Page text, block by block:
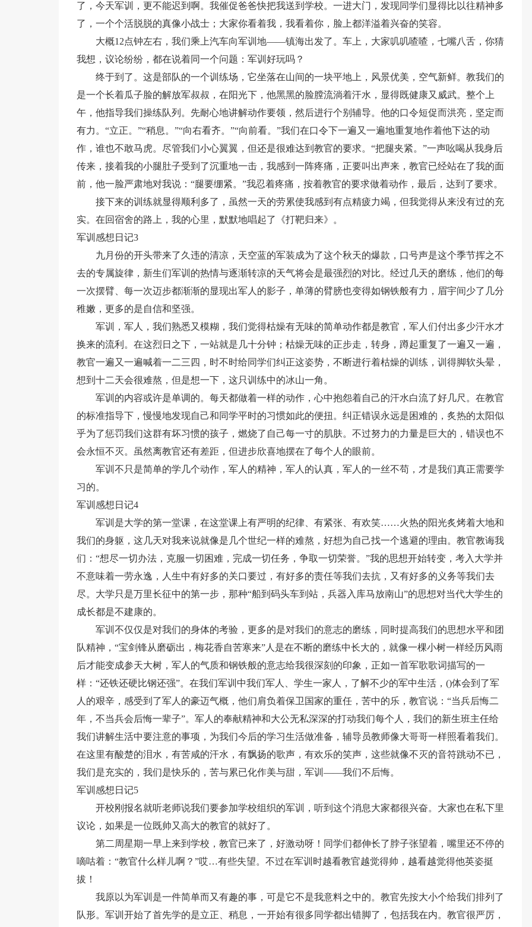
了，今天军训，更不能迟到啊。我催促爸爸快把我送到学校。一进大门，发现同学们显得比以往精神多
了，一个个活脱脱的真像小战士；大家你看着我，我看着你，脸上都洋溢着兴奋的笑容。
大概12点钟左右，我们乘上汽车向军训地——镇海出发了。车上，大家叽叽喳喳，七嘴八舌，你猜
我想，议论纷纷，都在说着同一个问题：军训好玩吗？
终于到了。这是部队的一个训练场，它坐落在山间的一块平地上，风景优美，空气新鲜。教我们的
是一个长着瓜子脸的解放军叔叔，在阳光下，他黑黑的脸膛流淌着汗水，显得既健康又威武。整个上
午，他指导我们操练队列。先耐心地讲解动作要领，然后进行个别辅导。他的口令短促而洪亮，坚定而
有力。“立正。”“稍息。”“向右看齐。”“向前看。”我们在口令下一遍又一遍地重复地作着他下达的动
作，谁也不敢马虎。尽管我们小心翼翼，但还是很难达到教官的要求。“把腿夹紧。”一声吆喝从我身后
传来，接着我的小腿肚子受到了沉重地一击，我感到一阵疼痛，正要叫出声来，教官已经站在了我的面
前，他一脸严肃地对我说：“腿要绷紧。”我忍着疼痛，按着教官的要求做着动作，最后，达到了要求。
接下来的训练就显得顺利多了，虽然一天的劳累使我感到有点精疲力竭，但我觉得从来没有过的充
实。在回宿舍的路上，我的心里，默默地唱起了《打靶归来》。
军训感想日记3
九月份的开头带来了久违的清凉，天空蓝的军装成为了这个秋天的爆款，口号声是这个季节挥之不
去的专属旋律，新生们军训的热情与逐渐转凉的天气将会是最强烈的对比。经过几天的磨练，他们的每
一次摆臂、每一次迈步都渐渐的显现出军人的影子，单薄的臂膀也变得如钢铁般有力，眉宇间少了几分
稚嫩，更多的是自信和坚强。
军训，军人，我们熟悉又模糊，我们觉得枯燥有无味的简单动作都是教官，军人们付出多少汗水才
换来的流利。在这烈日之下，一站就是几十分钟；枯燥无味的正步走，转身，蹲起重复了一遍又一遍，
教官一遍又一遍喊着一二三四，时不时给同学们纠正这姿势，不断进行着枯燥的训练，训得脚软头晕，
想到十二天会很难熬，但是想一下，这只训练中的冰山一角。
军训的内容或许是单调的。每天都做着一样的动作，心中抱怨着自己的汗水白流了好几尺。在教官
的标准指导下，慢慢地发现自己和同学平时的习惯如此的便扭。纠正错误永远是困难的，炙热的太阳似
乎为了惩罚我们这群有坏习惯的孩子，燃烧了自己每一寸的肌肤。不过努力的力量是巨大的，错误也不
会永恒不灭。虽然离教官还有差距，但进步欣喜地摆在了每个人的眼前。
军训不只是简单的学几个动作，军人的精神，军人的认真，军人的一丝不苟，才是我们真正需要学
习的。
军训感想日记4
军训是大学的第一堂课，在这堂课上有严明的纪律、有紧张、有欢笑……火热的阳光炙烤着大地和
我们的身躯，这几天对我来说就像是几个世纪一样的难熬，好想为自己找一个逃避的理由。教官教诲我
们：“想尽一切办法，克服一切困难，完成一切任务，争取一切荣誉。”我的思想开始转变，考入大学并
不意味着一劳永逸，人生中有好多的关口要过，有好多的责任等我们去抗，又有好多的义务等我们去
尽。大学只是万里长征中的第一步，那种“船到码头车到站，兵器入库马放南山”的思想对当代大学生的
成长都是不建康的。
军训不仅仅是对我们的身体的考验，更多的是对我们的意志的磨练，同时提高我们的思想水平和团
队精神，“宝剑锋从磨砺出，梅花香自苦寒来”人是在不断的磨练中长大的，就像一棵小树一样经历风雨
后才能变成参天大树，军人的气质和钢铁般的意志给我很深刻的印象，正如一首军歌歌词描写的一
样：“还铁还硬比钢还强”。在我们军训中我们军人、学生一家人，了解不少的军中生活，()体会到了军
人的艰辛，感受到了军人的豪迈气概，他们肩负着保卫国家的重任，苦中的乐，教官说：“当兵后悔二
年，不当兵会后悔一辈子”。军人的奉献精神和大公无私深深的打动我们每个人，我们的新生班主任给
我们讲解生活中要注意的事项，为我们今后的学习生活做准备，辅导员教师像大哥哥一样照看着我们。
在这里有酸楚的泪水，有苦咸的汗水，有飘扬的歌声，有欢乐的笑声，这些就像不灭的音符跳动不已，
我们是充实的，我们是快乐的，苦与累已化作美与甜，军训――我们不后悔。
军训感想日记5
开校刚报名就听老师说我们要参加学校组织的军训，听到这个消息大家都很兴奋。大家也在私下里
议论，如果是一位既帅又高大的教官的就好了。
第二周星期一早上来到学校，教官已来了，好激动呀！同学们都伸长了脖子张望着，嘴里还不停的
嘀咕着：“教官什么样儿啊？”哎…有些失望。不过在军训时越看教官越觉得帅，越看越觉得他英姿挺
拔！
我原以为军训是一件简单而又有趣的事，可是它不是我意料之中的。教官先按大小个给我们排列了
队形。军训开始了首先学的是立正、稍息，一开始有很多同学都出错脚了，包括我在内。教官很严厉，